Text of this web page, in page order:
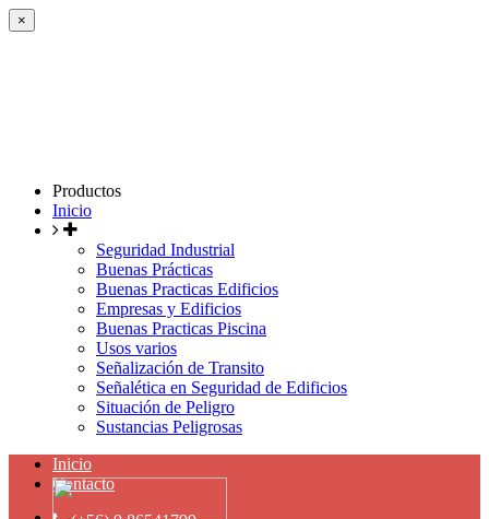
×
Productos
Inicio
Seguridad Industrial
Buenas Prácticas
Buenas Practicas Edificios
Empresas y Edificios
Buenas Practicas Piscina
Usos varios
Señalización de Transito
Señalética en Seguridad de Edificios
Situación de Peligro
Sustancias Peligrosas
Inicio
Contacto